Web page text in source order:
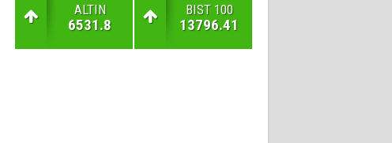
ALTIN
6531.8
BIST 100
13796.41